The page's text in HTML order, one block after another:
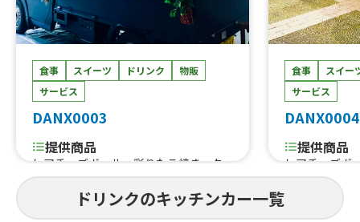
食事 スイーツ ドリンク
物販
サービス
DANX0003
提供商品
レアチーズボール、彩りたこ焼き、ク
ラフトジンジャーエール、燻製メニュ
ー各種、レモネード、スムージー、ガ
食事
スイー
サービス
DANX0004
提供商品
レアチーズボ
ラフトジンジ
ー各種、レ
パオ、カオ
ドリンクのキッチンカー一覧